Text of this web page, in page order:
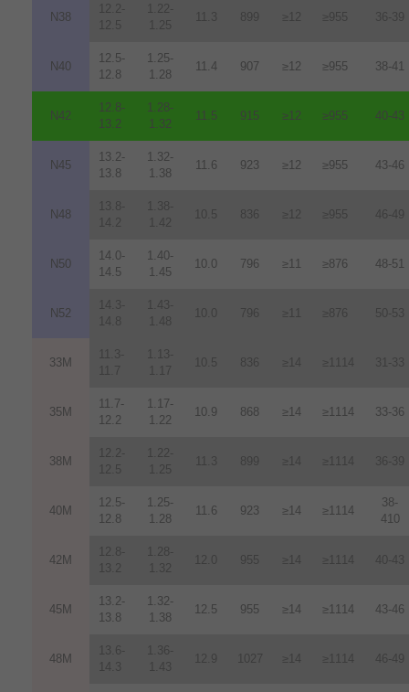
N38
12.2-
12.5
1.22-
1.25
11.3 899 ≥12 ≥955 36-39
N40
12.5-
12.8
1.25-
1.28
11.4 907 ≥12 ≥955 38-41
N42
12.8-
13.2
1.28-
1.32
11.5 915 ≥12 ≥955 40-43
N45
13.2-
13.8
1.32-
1.38
11.6 923 ≥12 ≥955 43-46
N48
13.8-
14.2
1.38-
1.42
10.5 836 ≥12 ≥955 46-49
N50
14.0-
14.5
1.40-
1.45
10.0 796 ≥11 ≥876 48-51
N52
14.3-
14.8
1.43-
1.48
10.0 796 ≥11 ≥876 50-53
33M
11.3-
11.7
1.13-
1.17
10.5 836 ≥14 ≥1114 31-33
35M
11.7-
12.2
1.17-
1.22
10.9 868 ≥14 ≥1114 33-36
38M
12.2-
12.5
1.22-
1.25
11.3 899 ≥14 ≥1114 36-39
40M
12.5-
12.8
1.25-
1.28
11.6 923 ≥14 ≥1114
38-
410
42M
12.8-
13.2
1.28-
1.32
12.0 955 ≥14 ≥1114 40-43
45M
13.2-
13.8
1.32-
1.38
12.5 955 ≥14 ≥1114 43-46
48M
13.6-
14.3
1.36-
1.43
12.9 1027 ≥14 ≥1114 46-49